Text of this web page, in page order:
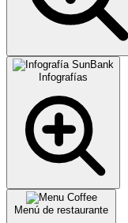
Infografías
Menú de restaurante